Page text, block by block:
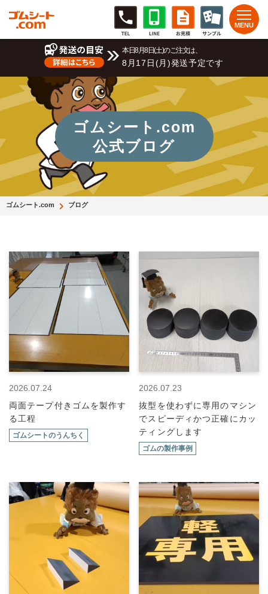
本日8月8日(土)のご注文は、
8月17日(月)発送予定です
ゴムシート.com
公式ブログ
ゴムシート.com ブログ
2026.07.24
両面テープ付きゴムを製作す
る工程
ゴムシートのうんちく
2026.07.23
抜型を使わずに専用のマシン
でスピーディかつ正確にカッ
ティングします
ゴムの製作事例